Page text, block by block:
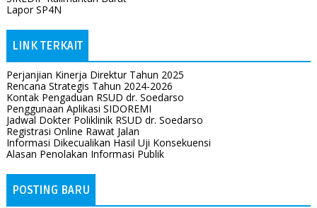
Lapor SP4N
LINK TERKAIT
Perjanjian Kinerja Direktur Tahun 2025
Rencana Strategis Tahun 2024-2026
Kontak Pengaduan RSUD dr. Soedarso
Penggunaan Aplikasi SIDOREMI
Jadwal Dokter Poliklinik RSUD dr. Soedarso
Registrasi Online Rawat Jalan
Informasi Dikecualikan Hasil Uji Konsekuensi
Alasan Penolakan Informasi Publik
POSTING BARU